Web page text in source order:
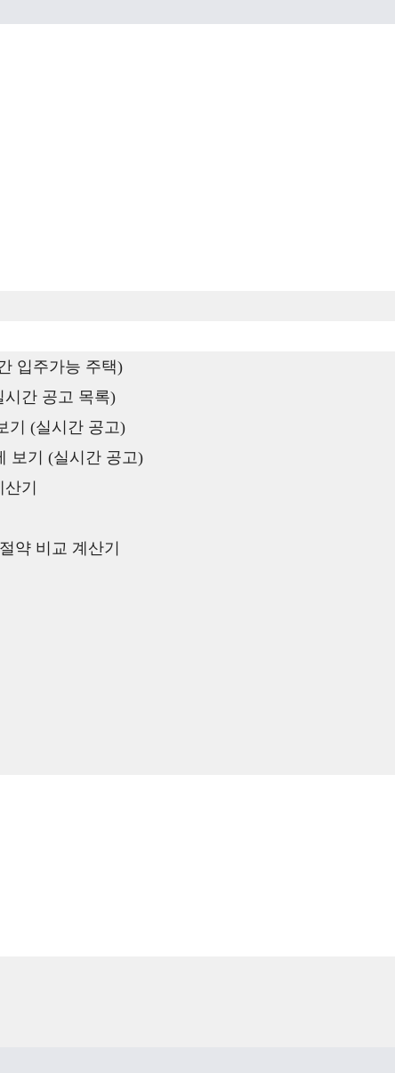
입주가능 주택)
시간 공고 목록)
기 (실시간 공고)
보기 (실시간 공고)
기
약 비교 계산기